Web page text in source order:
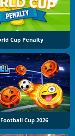
Cup Penalty
Cup 2026